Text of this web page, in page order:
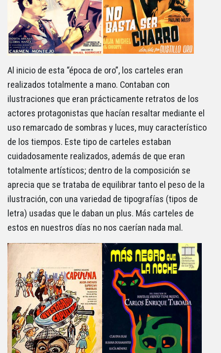
Al inicio de esta “época de oro”, los carteles eran
realizados totalmente a mano. Contaban con
ilustraciones que eran prácticamente retratos de los
actores protagonistas que hacían resaltar mediante el
uso remarcado de sombras y luces, muy característico
de los tiempos. Este tipo de carteles estaban
cuidadosamente realizados, además de que eran
totalmente artísticos; dentro de la composición se
aprecia que se trataba de equilibrar tanto el peso de la
ilustración, con una variedad de tipografías (tipos de
letra) usadas que le daban un plus. Más carteles de
estos en nuestros días no nos caerían nada mal.